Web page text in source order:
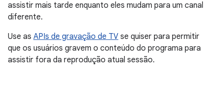
assistir mais tarde enquanto eles mudam para um canal
diferente.
Use as APIs de gravação de TV se quiser para permitir
que os usuários gravem o conteúdo do programa para
assistir fora da reprodução atual sessão.